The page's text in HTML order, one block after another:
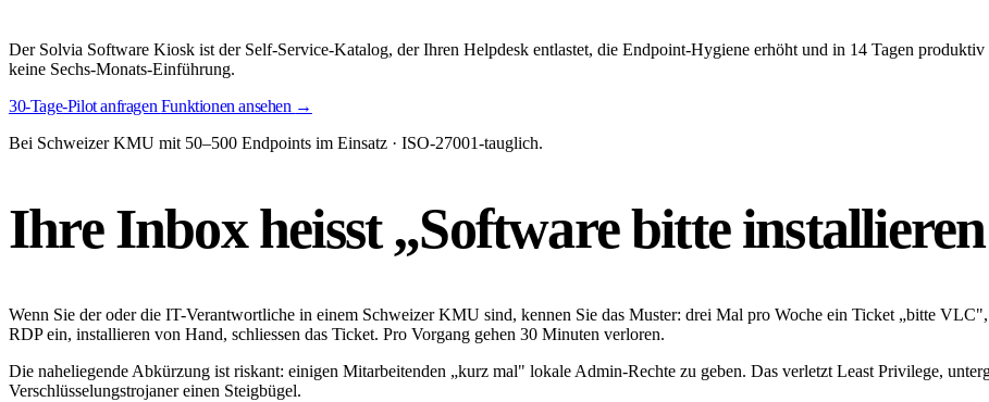
Der Solvia Software Kiosk ist der Self-Service-Katalog, der Ihren Helpdesk entlastet, die Endpoint-Hygiene erhöht und in 14 Tagen
keine Sechs-Monats-Einführung.
30-Tage-Pilot anfragen Funktionen ansehen →
Bei Schweizer KMU mit 50–500 Endpoints im Einsatz · ISO-27001-tauglich.
Ihre Inbox heisst„Software bitte
Wenn Sie der oder die IT-Verantwortliche in einem Schweizer KMU sind, kennen Sie das Muster: drei Mal pro Woche ein Ticket „bitte
RDP ein, installieren von Hand, schliessen das Ticket. Pro Vorgang gehen 30 Minuten verloren.
Die naheliegende Abkürzung ist riskant: einigen Mitarbeitenden „kurz mal" lokale Admin-Rechte zu geben. Das verletzt Least Privilege,
Verschlüsselungstrojaner einen Steigbügel.